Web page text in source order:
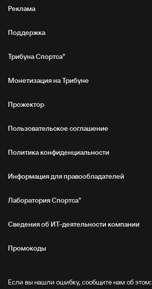
Реклама
Поддержка
Трибуна Спортса"
Монетизация на Трибуне
Прожектор
Пользовательское соглашение
Политика конфиденциальности
Информация для правообладателей
Лаборатория Спортса"
Сведения об ИТ‑деятельности компании
Промокоды
Если вы нашли ошибку, сообщите нам об этом: